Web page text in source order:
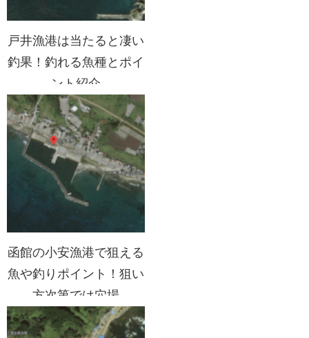
戸井漁港は当たると凄い
釣果！釣れる魚種とポイ
ント紹介
函館の小安漁港で狙える
魚や釣りポイント！狙い
方次第では穴場